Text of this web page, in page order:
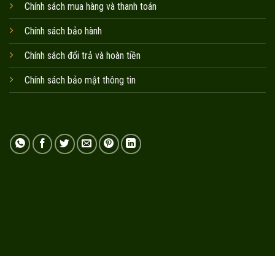
Chính sách mua hàng và thanh toán
Chính sách bảo hành
Chính sách đổi trả và hoàn tiền
Chính sách bảo mật thông tin